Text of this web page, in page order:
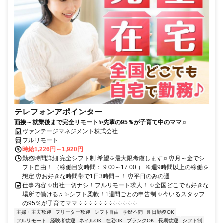
テレフォンアポインター
面接～就業後まで完全リモート✨先輩の95％が子育て中のママ♫
ヴァンテージマネジメント株式会社
フルリモート
時給1,226円～1,920円
勤務時間詳細 完全シフト制 希望を最大限考慮します♫ ⏰月～金でシ
フト自由！ （稼働目安時間： 9:00～17:00 ） ※週9時間以上の稼働を
想定 ⏰お好きな時間帯で1日3時間～！ ⏰平日のみの週...
仕事内容 ✨出社一切ナシ！フルリモート求人！ ✨全国どこでも好きな
場所で働ける♫ ✨シフト柔軟！1週間ごとの申告制 ✨今いるスタッフ
の95％が子育てママ ༶ ༶ ༶ ༶ ༶ ༶ ༶ ༶ ༶ ༶ ༶ ༶...
主婦・主夫歓迎 フリーター歓迎 シフト自由 学歴不問
即日勤務OK
フルリモート
経験者歓迎 ネイルOK 在宅OK ブランクOK 長期歓迎 シフト制